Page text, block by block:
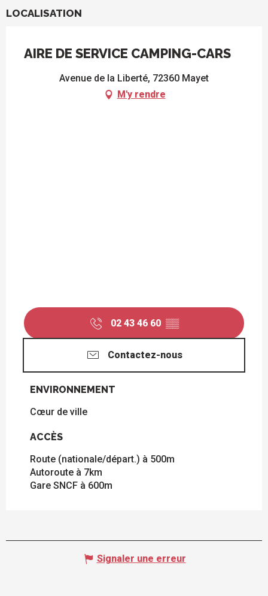
LOCALISATION
AIRE DE SERVICE CAMPING-CARS
Avenue de la Liberté, 72360 Mayet
M'y rendre
02 43 46 60 ▒▒
Contactez-nous
ENVIRONNEMENT
ENVIRONNEMENT
Cœur de ville
ACCÈS
ACCÈS
Route (nationale/départ.) à 500m
Autoroute à 7km
Gare SNCF à 600m
Signaler une erreur